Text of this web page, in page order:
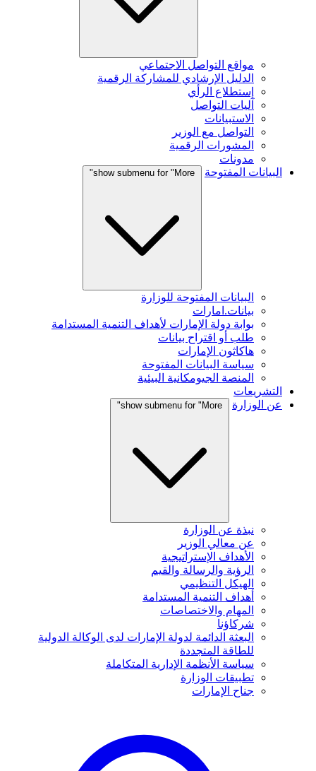
مواقع التواصل الاجتماعي
الدليل الإرشادي للمشاركة الرقمية
إستطلاع الرأي
آليات التواصل
الاستبيانات
التواصل مع الوزير
المشورات الرقمية
مدونات
البيانات المفتوحة
show submenu for "More"
البيانات المفتوحة للوزارة
بيانات.امارات
بوابة دولة الإمارات لأهداف التنمية المستدامة
طلب أو اقتراح بيانات
هاكاثون الإمارات
سياسة البيانات المفتوحة
المنصة الجيومكانية البيئية
التشريعات
عن الوزارة
show submenu for "More"
نبذة عن الوزارة
عن معالي الوزير
الأهداف الإستراتيجية
الرؤية والرسالة والقيم
الهيكل التنظيمي
أهداف التنمية المستدامة
المهام والاختصاصات
شركاؤنا
البعثة الدائمة لدولة الإمارات لدى الوكالة الدولية
للطاقة المتجددة
سياسة الأنظمة الإدارية المتكاملة
تطبيقات الوزارة
جناح الإمارات